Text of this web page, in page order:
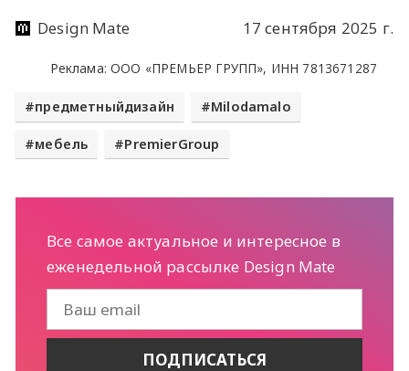
Design Mate
17 сентября 2025 г.
Реклама: ООО «ПРЕМЬЕР ГРУПП», ИНН 7813671287
предметныйдизайн Milodamalo
мебель PremierGroup
Все самое актуальное и интересное в
еженедельной рассылке Design Mate